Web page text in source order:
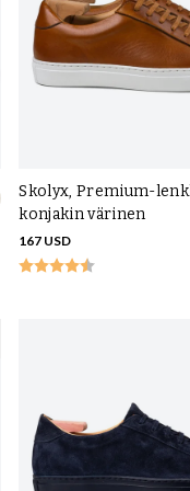
luokan
eli
jalkaan paljon
herkkäjalkaiset
kenkien
on vuorattu
kuten premium-
on viime vuosina
Skolyx, Premium-
konjakin värinen
167 USD